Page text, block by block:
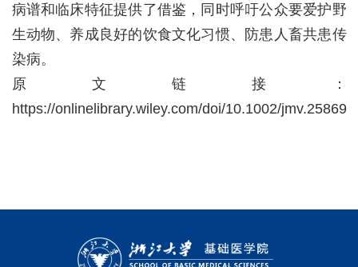
病谱和临床特征提供了借鉴，同时呼吁公众要爱护野
生动物、养成良好的饮食文化习惯、防患人畜共患传
染病。
原文链接：
https://onlinelibrary.wiley.com/doi/10.1002/jmv.25869